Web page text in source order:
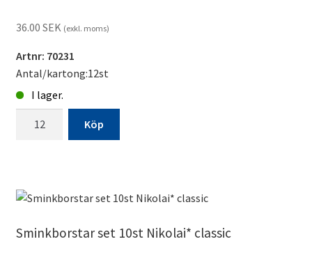
36.00 SEK (exkl. moms)
Artnr: 70231
Antal/kartong:12st
I lager.
mängd
Köp
Sminkborstar set 10st Nikolai* classic